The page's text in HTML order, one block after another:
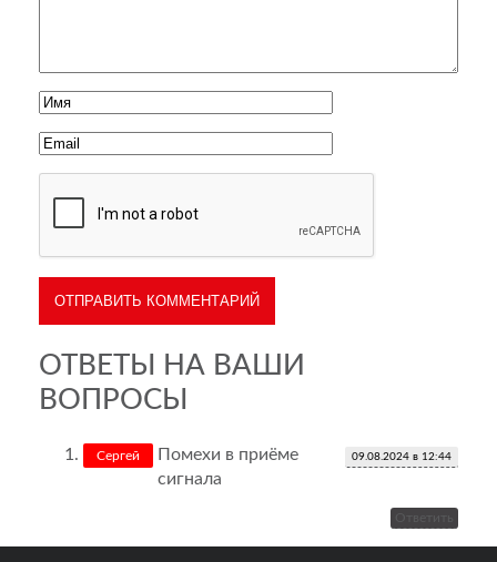
ОТВЕТЫ НА ВАШИ
ВОПРОСЫ
Сергей 09.08.2024 в 12:44
Помехи в приёме
сигнала
Ответить